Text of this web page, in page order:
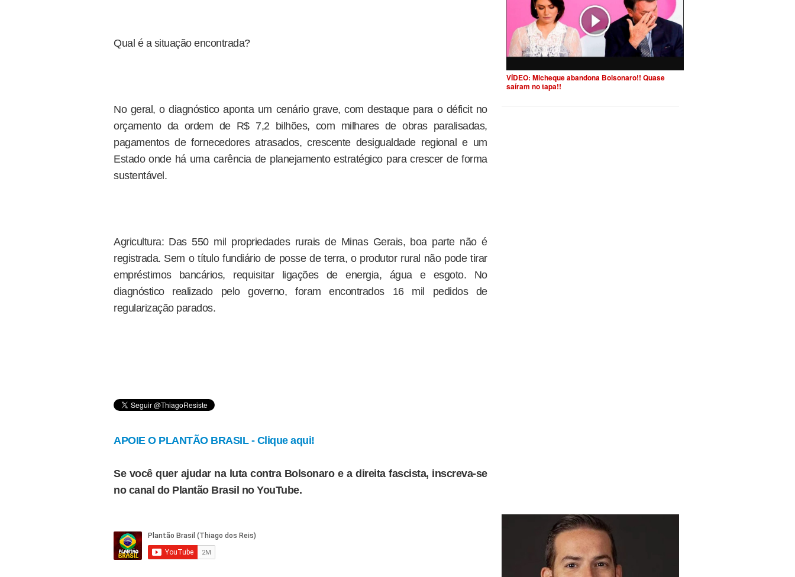
Qual é a situação encontrada?
No geral, o diagnóstico aponta um cenário grave, com destaque para o déficit no
orçamento da ordem de R$ 7,2 bilhões, com milhares de obras paralisadas,
pagamentos de fornecedores atrasados, crescente desigualdade regional e um
Estado onde há uma carência de planejamento estratégico para crescer de forma
sustentável.
Agricultura: Das 550 mil propriedades rurais de Minas Gerais, boa parte não é
registrada. Sem o título fundiário de posse de terra, o produtor rural não pode tirar
empréstimos bancários, requisitar ligações de energia, água e esgoto. No
diagnóstico realizado pelo governo, foram encontrados 16 mil pedidos de
regularização parados.
APOIE O PLANTÃO BRASIL - Clique aqui!
Se você quer ajudar na luta contra Bolsonaro e a direita fascista, inscreva-se
no canal do Plantão Brasil no YouTube.
VÍDEO: Micheque abandona Bolsonaro!! Quase
saíram no tapa!!